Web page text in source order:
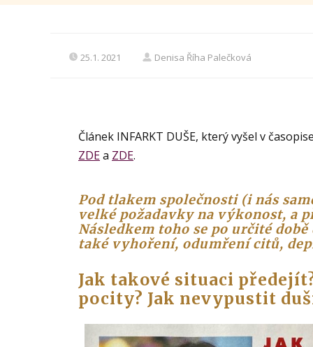
25.1. 2021 Denisa Říha Palečková
Článek INFARKT DUŠE, který vyšel v
ZDEa ZDE.
Pod tlakem společnosti (i nás
velké požadavky na výkonost, a
Následkem toho se po určité
také vyhoření, odumření citů,
Jak takové situaci
pocity? Jak nevypustit